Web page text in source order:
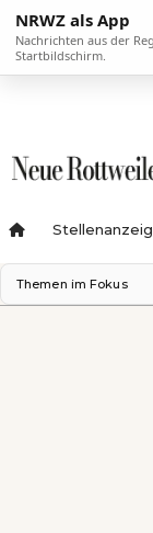
NRWZ als App
Nachrichten aus der
Startbildschirm.
Themen im Fokus